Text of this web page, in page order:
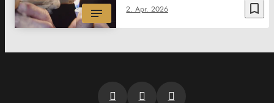
bookmark_border
2. Apr. 2026